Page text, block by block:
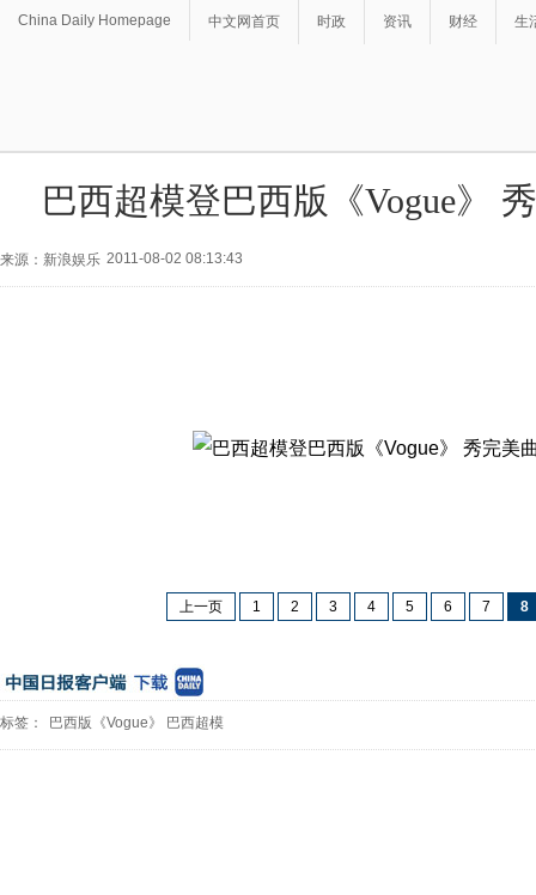
China Daily Homepage 中文网首页 时政 资讯 财经 生
巴西超模登巴西版《Vogue》
来源：新浪娱乐 2011-08-02 08:13:43
上一页 1 2 3 4 5 6 7 8
标签： 巴西版《Vogue》 巴西超模